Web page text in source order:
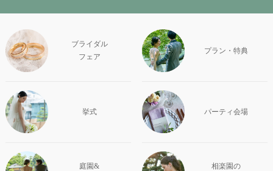
ブライダル
フェア
プラン・特典
挙式 パーティ会場
庭園&
相楽園の